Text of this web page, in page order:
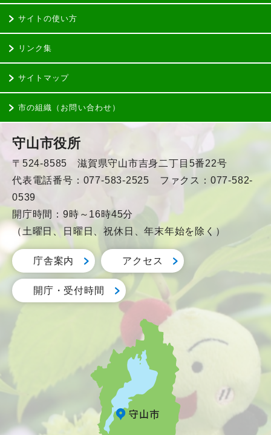
サイトの使い方
リンク集
サイトマップ
市の組織（お問い合わせ）
守山市役所
〒524-8585 滋賀県守山市吉身二丁目5番22号
代表電話番号：077-583-2525 ファクス：077-582-
0539
開庁時間：9時～16時45分
（土曜日、日曜日、祝休日、年末年始を除く）
庁舎案内 アクセス
開庁・受付時間